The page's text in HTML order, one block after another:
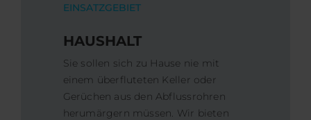
EINSATZGEBIET
HAUSHALT
Sie sollen sich zu Hause nie mit
einem überfluteten Keller oder
Gerüchen aus den Abflussrohren
herumärgern müssen. Wir bieten